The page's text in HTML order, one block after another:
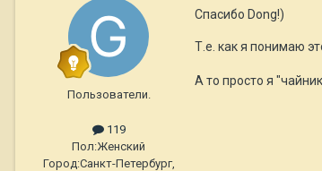
Пользователи.
119
Пол:Женский
Город:Санкт-Петербург,
Спасибо Dong!)
Т.е. как я понимаю
А то просто я